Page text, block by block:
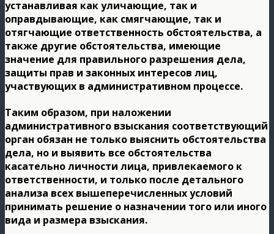
устанавливая как уличающие, так и
оправдывающие, как смягчающие, так и
отягчающие ответственность обстоятельства, а
также другие обстоятельства, имеющие
значение для правильного разрешения дела,
защиты прав и законных интересов лиц,
участвующих в административном процессе.
Таким образом, при наложении
административного взыскания соответствующий
орган обязан не только выяснить обстоятельства
дела, но и выявить все обстоятельства
касательно личности лица, привлекаемого к
ответственности, и только после детального
анализа всех вышеперечисленных условий
принимать решение о назначении того или иного
вида и размера взыскания.